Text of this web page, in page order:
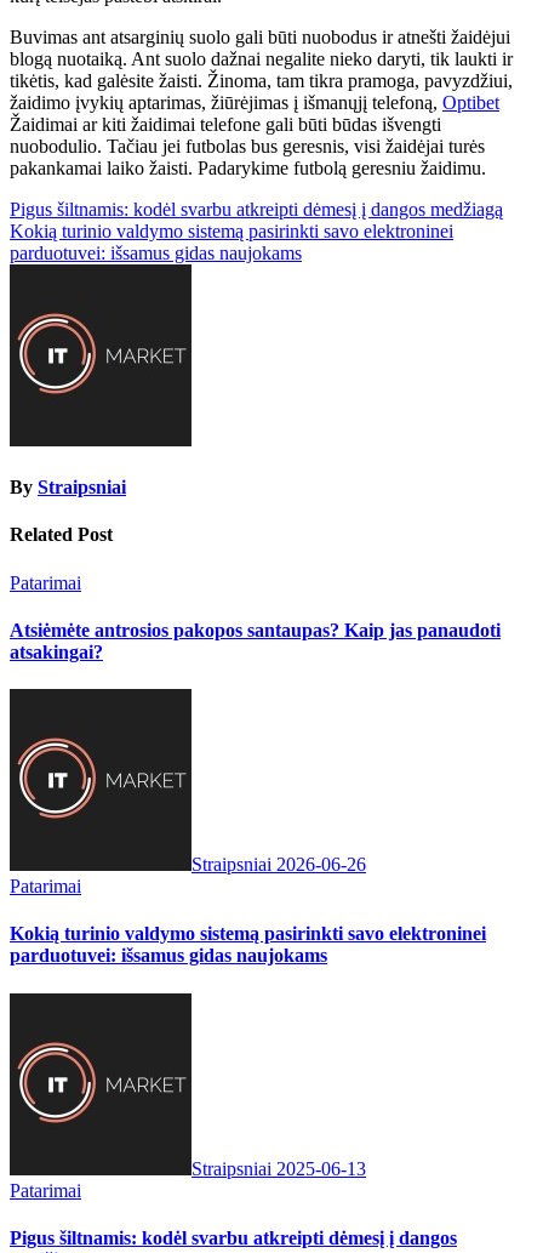
Buvimas ant atsarginių suolo gali būti nuobodus ir atnešti žaidėjui
blogą nuotaiką. Ant suolo dažnai negalite nieko daryti, tik laukti ir
tikėtis, kad galėsite žaisti. Žinoma, tam tikra pramoga, pavyzdžiui,
žaidimo įvykių aptarimas, žiūrėjimas į išmanųjį telefoną, Optibet
Žaidimai ar kiti žaidimai telefone gali būti būdas išvengti
nuobodulio. Tačiau jei futbolas bus geresnis, visi žaidėjai turės
pakankamai laiko žaisti. Padarykime futbolą geresniu žaidimu.
Navigacija
tarp
Pigus šiltnamis: kodėl svarbu atkreipti dėmesį į dangos medžiagą
Kokią turinio valdymo sistemą pasirinkti savo elektroninei
parduotuvei: išsamus gidas naujokams
By Straipsniai
Related Post
Patarimai
Atsiėmėte antrosios pakopos santaupas? Kaip jas panaudoti
atsakingai?
Straipsniai 2026-06-26
Patarimai
Kokią turinio valdymo sistemą pasirinkti savo elektroninei
parduotuvei: išsamus gidas naujokams
Straipsniai 2025-06-13
Patarimai
Pigus šiltnamis: kodėl svarbu atkreipti dėmesį į dangos